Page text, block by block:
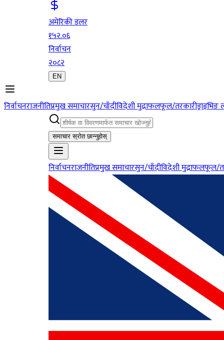
अमेरिकी डलर
१५२.०६
निर्वाचन
२०८२
EN
निर्वाचनराजनीतिप्रमुख समाचारसुन/चाँदीविदेशी मुद्राफलफूल/तरकारी
समाचार स्रोत छान्नुहोस्
निर्वाचनराजनीतिप्रमुख समाचारसुन/चाँदीविदेशी मुद्राफलफूल/